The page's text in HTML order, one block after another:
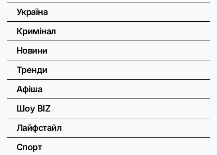
Україна
Кримінал
Новини
Тренди
Афіша
Шоу BIZ
Лайфстайл
Спорт